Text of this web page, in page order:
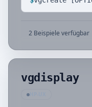
2 Beispiele verfügbar
vgdisplay